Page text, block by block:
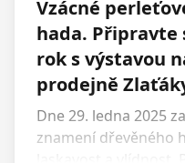
Vzácné
hada. Připravte
rok s výstavou
prodejně
Dne 29. ledna 2025
znamení dřevěného